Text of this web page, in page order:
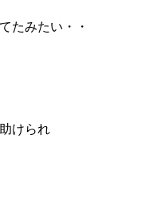
たみたい・・
けられ